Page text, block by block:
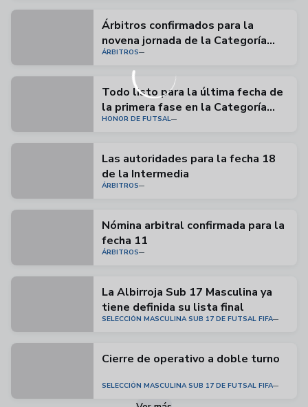
Árbitros confirmados para la
novena jornada de la Categoría
Honor de Futsal
ÁRBITROS
Todo listo para la última fecha de
la primera fase en la Categoría
Honor
HONOR DE FUTSAL
Las autoridades para la fecha 18
de la Intermedia
ÁRBITROS
Nómina arbitral confirmada para la
fecha 11
ÁRBITROS
La Albirroja Sub 17 Masculina ya
tiene definida su lista final
SELECCIÓN MASCULINA SUB 17 DE FUTSAL FIFA
Cierre de operativo a doble turno
SELECCIÓN MASCULINA SUB 17 DE FUTSAL FIFA